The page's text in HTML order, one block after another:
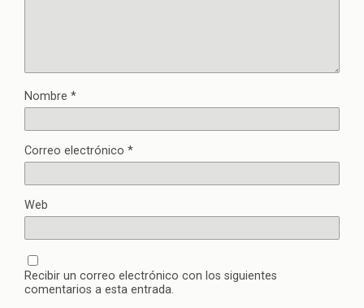
Nombre *
Correo electrónico *
Web
Recibir un correo electrónico con los siguientes
comentarios a esta entrada.